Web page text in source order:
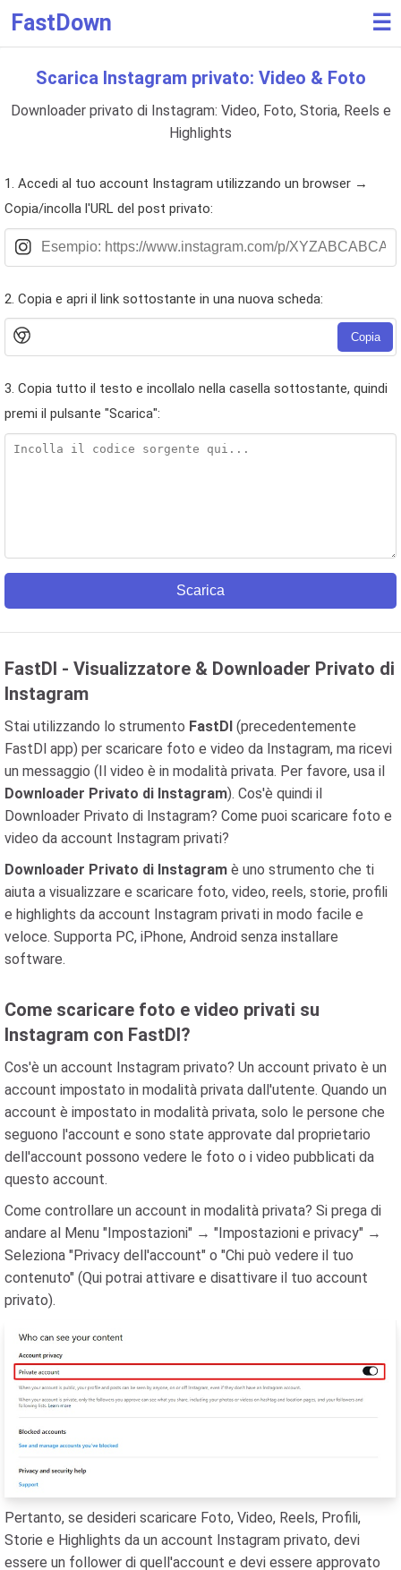
FastDown ☰
Scarica Instagram privato: Video & Foto
Downloader privato di Instagram: Video, Foto, Storia, Reels e
Highlights
1. Accedi al tuo account Instagram utilizzando un browser →
Copia/incolla l'URL del post privato:
2. Copia e apri il link sottostante in una nuova scheda:
Copia
3. Copia tutto il testo e incollalo nella casella sottostante, quindi
premi il pulsante "Scarica":
Scarica
FastDl - Visualizzatore & Downloader Privato di
Instagram
Stai utilizzando lo strumento FastDl (precedentemente
FastDl app) per scaricare foto e video da Instagram, ma ricevi
un messaggio (Il video è in modalità privata. Per favore, usa il
Downloader Privato di Instagram). Cos'è quindi il
Downloader Privato di Instagram? Come puoi scaricare foto e
video da account Instagram privati?
Downloader Privato di Instagram è uno strumento che ti
aiuta a visualizzare e scaricare foto, video, reels, storie, profili
e highlights da account Instagram privati in modo facile e
veloce. Supporta PC, iPhone, Android senza installare
software.
Come scaricare foto e video privati su
Instagram con FastDl?
Cos'è un account Instagram privato? Un account privato è un
account impostato in modalità privata dall'utente. Quando un
account è impostato in modalità privata, solo le persone che
seguono l'account e sono state approvate dal proprietario
dell'account possono vedere le foto o i video pubblicati da
questo account.
Come controllare un account in modalità privata? Si prega di
andare al Menu "Impostazioni" → "Impostazioni e privacy" →
Seleziona "Privacy dell'account" o "Chi può vedere il tuo
contenuto" (Qui potrai attivare e disattivare il tuo account
privato).
Pertanto, se desideri scaricare Foto, Video, Reels, Profili,
Storie e Highlights da un account Instagram privato, devi
essere un follower di quell'account e devi essere approvato